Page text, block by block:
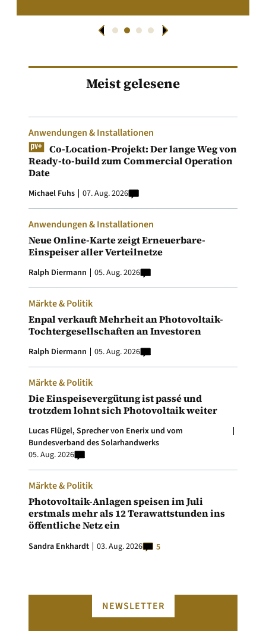
Meist gelesene
Anwendungen & Installationen
Co-Location-Projekt: Der lange Weg von
Ready-to-build zum Commercial Operation
Date
Michael Fuhs 07. Aug. 2026
Anwendungen & Installationen
Neue Online-Karte zeigt Erneuerbare-
Einspeiser aller Verteilnetze
Ralph Diermann 05. Aug. 2026
Märkte & Politik
Enpal verkauft Mehrheit an Photovoltaik-
Tochtergesellschaften an Investoren
Ralph Diermann 05. Aug. 2026
Märkte & Politik
Die Einspeisevergütung ist passé und
trotzdem lohnt sich Photovoltaik weiter
Lucas Flügel, Sprecher von Enerix und vom
Bundesverband des Solarhandwerks
05. Aug. 2026
Märkte & Politik
Photovoltaik-Anlagen speisen im Juli
erstmals mehr als 12 Terawattstunden ins
öffentliche Netz ein
Sandra Enkhardt 03. Aug. 2026 5
NEWSLETTER